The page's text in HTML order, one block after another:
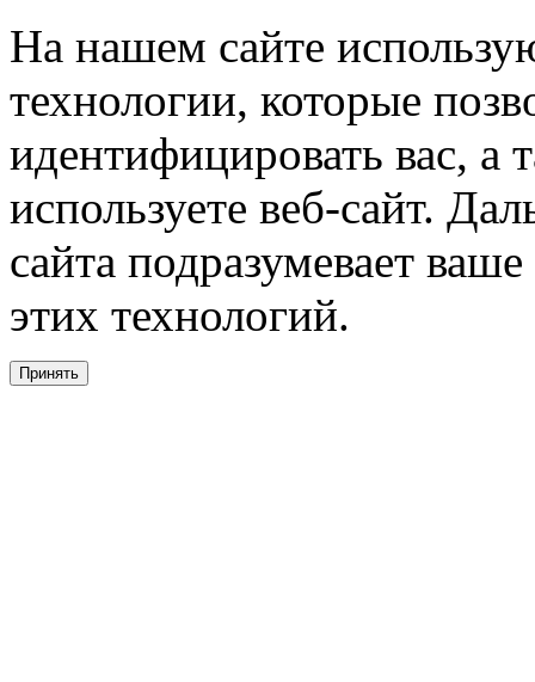
На нашем сайте
технологии, которые
идентифицировать вас, а
используете веб-сайт.
сайта подразумевает
этих технологий.
Принять